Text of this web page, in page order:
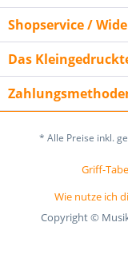
Shopservice /
Das
* Alle Preise inkl.
Griff-
Wie nutze ich
Copyright ©